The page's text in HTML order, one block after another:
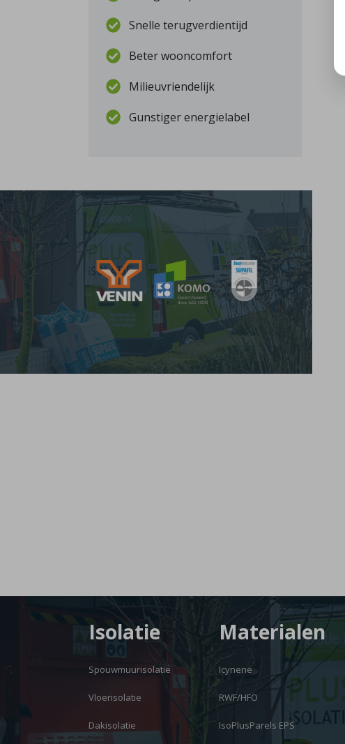
Snelle terugverdientijd
Beter wooncomfort
Milieuvriendelijk
Gunstiger energielabel
Isolatie
Spouwmuurisolatie
Vloerisolatie
Dakisolatie
Materialen
Icynene
RWF/HFO
IsoPlusParels EPS